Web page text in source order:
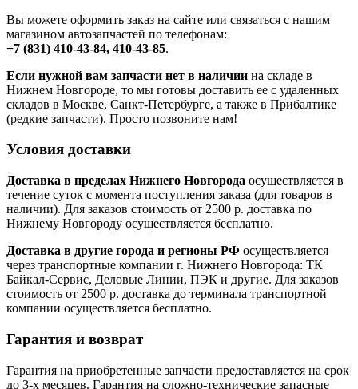
Вы можете оформить заказ на сайте или связаться с нашим
магазином автозапчастей по телефонам:
+7 (831) 410-43-84, 410-43-85.
Если нужной вам запчасти нет в наличии на складе в
Нижнем Новгороде, то мы готовы доставить ее с удаленных
складов в Москве, Санкт-Петербурге, а также в Прибалтике
(редкие запчасти). Просто позвоните нам!
Условия доставки
Доставка в пределах Нижнего Новгорода осуществляется в
течение суток с момента поступления заказа (для товаров в
наличии). Для заказов стоимость от 2500 р. доставка по
Нижнему Новгороду осуществляется бесплатно.
Доставка в другие города и регионы РФ осуществляется
через транспортные компании г. Нижнего Новгорода: ТК
Байкал-Сервис, Деловые Линии, ПЭК и другие. Для заказов
стоимость от 2500 р. доставка до терминала транспортной
компании осуществляется бесплатно.
Гарантия и возврат
Гарантия на приобретенные запчасти предоставляется на срок
до 3-х месяцев. Гарантия на сложно-технические запасные